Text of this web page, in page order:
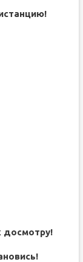
досмотру!